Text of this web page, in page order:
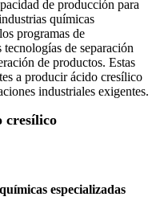
de producción para
químicas
programas de
de separación
de productos. Estas
a producir ácido cresílico
industriales exigentes.
cresílico
especializadas